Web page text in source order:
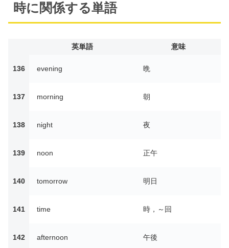
時に関係する単語
英単語 意味
136 evening 晩
137 morning 朝
138 night 夜
139 noon 正午
140 tomorrow 明日
141 time 時，～回
142 afternoon 午後